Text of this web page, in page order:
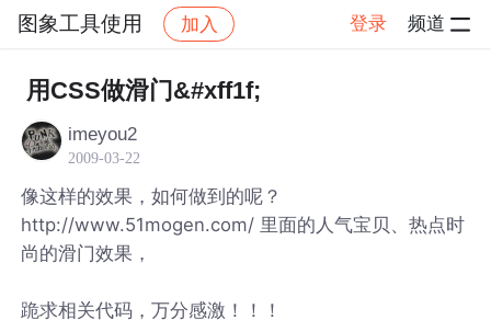
图象工具使用 加入 登录 频道
社区 图象工具使用 帖子详情
用CSS做滑门&#xff1f;
imeyou2
2009-03-22
像这样的效果，如何做到的呢？
http://www.51mogen.com/ 里面的人气宝贝、热点时
尚的滑门效果，
跪求相关代码，万分感激！！！